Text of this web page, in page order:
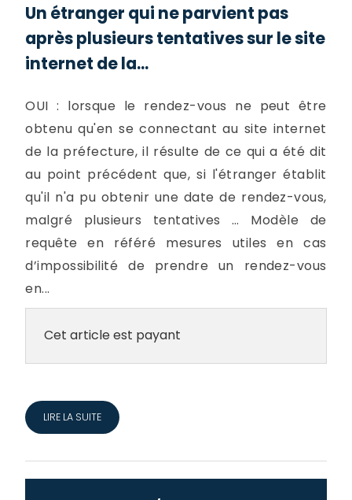
Un étranger qui ne parvient pas
après plusieurs tentatives sur le site
internet de la...
OUI : lorsque le rendez-vous ne peut être
obtenu qu'en se connectant au site internet
de la préfecture, il résulte de ce qui a été dit
au point précédent que, si l'étranger établit
qu'il n'a pu obtenir une date de rendez-vous,
malgré plusieurs tentatives … Modèle de
requête en référé mesures utiles en cas
d’impossibilité de prendre un rendez-vous
en...
Cet article est payant
LIRE LA SUITE